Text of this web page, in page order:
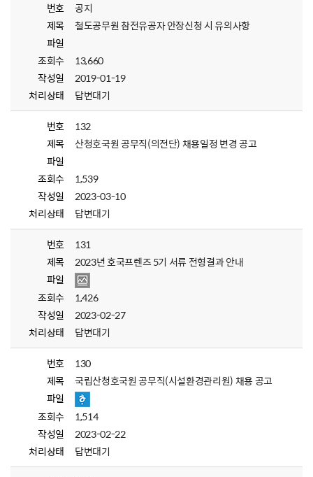
번호
공지
제목
철도공무원 참전유공자 안장신청 시 유의사항
파일
조회수
13,660
작성일
2019-01-19
처리상태
답변대기
번호
132
제목
산청호국원 공무직(의전단) 채용일정 변경 공고
파일
조회수
1,539
작성일
2023-03-10
처리상태
답변대기
번호
131
제목
2023년 호국프렌즈 5기 서류 전형결과 안내
파일
조회수
1,426
작성일
2023-02-27
처리상태
답변대기
번호
130
제목
국립산청호국원 공무직(시설환경관리원) 채용 공고
파일
조회수
1,514
작성일
2023-02-22
처리상태
답변대기